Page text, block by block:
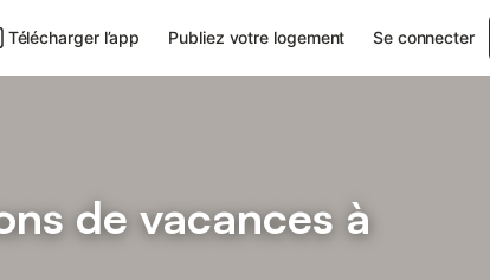
Télécharger l’app Publiez votre logement Se connecter
de vacances à